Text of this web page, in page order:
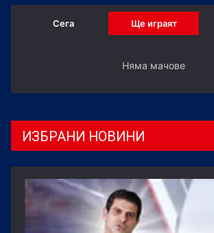
Сега Ще играят
Няма мачове
ИЗБРАНИ НОВИНИ